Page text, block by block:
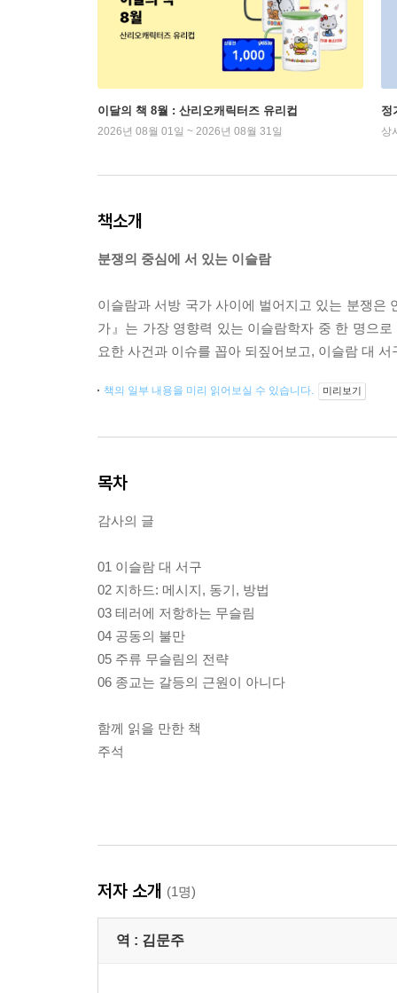
이달의 책 8월 : 산리오캐릭터즈 유리컵
2026년 08월 01일 ~ 2026년 08월 31일
정
상
책소개
분쟁의 중심에 서 있는 이슬람
이슬람과 서방 국가 사이에 벌어지고 있는 분쟁은
가』는 가장 영향력 있는 이슬람학자 중 한 명으
요한 사건과 이슈를 꼽아 되짚어보고, 이슬람 대
책의 일부 내용을 미리 읽어보실 수 있습니다. 미리보기
목차
감사의 글
01 이슬람 대 서구
02 지하드: 메시지, 동기, 방법
03 테러에 저항하는 무슬림
04 공동의 불만
05 주류 무슬림의 전략
06 종교는 갈등의 근원이 아니다
함께 읽을 만한 책
주석
저자 소개 (1명)
역 : 김문주